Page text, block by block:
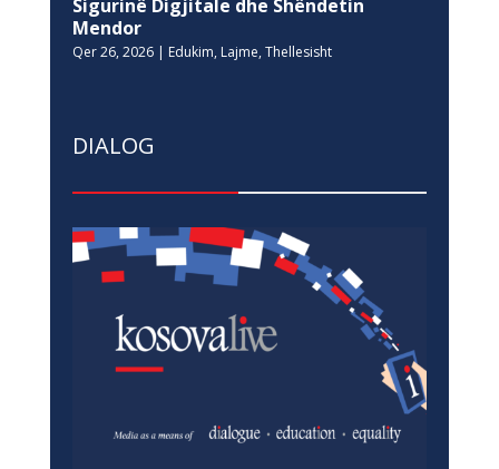
Sigurinë Digjitale dhe Shëndetin
Mendor
Qer 26, 2026| Edukim, Lajme, Thellesisht
DIALOG